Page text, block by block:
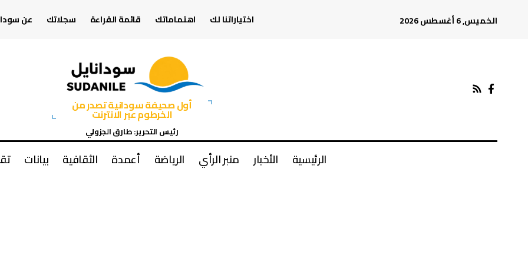
الخميس, 6 أغسطس 2026 اختياراتنا لك اهتماماتك قائمة القراءة سجلاتك عن
أول صحيفة سودانية تصدر من
الخرطوم عبر الانترنت
رئيس التحرير: طارق الجزولي
الرئيسية الأخبار منبر الرأي الرياضة أعمدة الثقافية بيانات